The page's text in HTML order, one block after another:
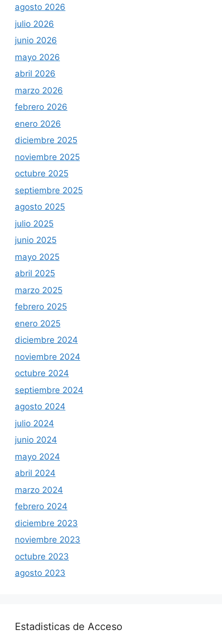
agosto 2026
julio 2026
junio 2026
mayo 2026
abril 2026
marzo 2026
febrero 2026
enero 2026
diciembre 2025
noviembre 2025
octubre 2025
septiembre 2025
agosto 2025
julio 2025
junio 2025
mayo 2025
abril 2025
marzo 2025
febrero 2025
enero 2025
diciembre 2024
noviembre 2024
octubre 2024
septiembre 2024
agosto 2024
julio 2024
junio 2024
mayo 2024
abril 2024
marzo 2024
febrero 2024
diciembre 2023
noviembre 2023
octubre 2023
agosto 2023
Estadisticas de Acceso